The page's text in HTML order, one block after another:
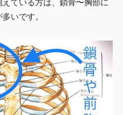
ている方は、鎖骨〜胸部に
いです。